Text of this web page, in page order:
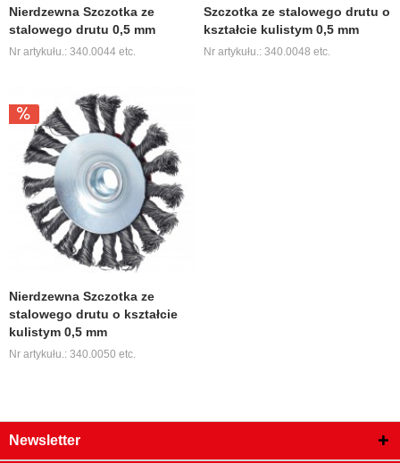
Nierdzewna Szczotka ze
stalowego drutu 0,5 mm
Nr artykułu.: 340.0044 etc.
Szczotka ze stalowego drutu o
kształcie kulistym 0,5 mm
Nr artykułu.: 340.0048 etc.
Nierdzewna Szczotka ze
stalowego drutu o kształcie
kulistym 0,5 mm
Nr artykułu.: 340.0050 etc.
Newsletter